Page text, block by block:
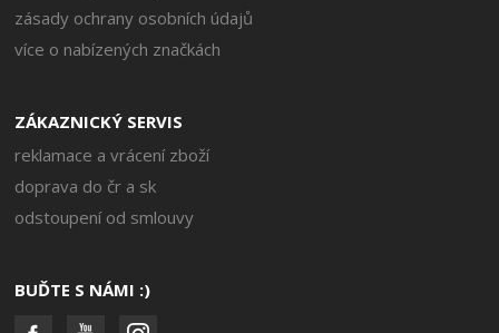
zásady ochrany osobních údajů
více o nabízených značkách
ZÁKAZNICKÝ SERVIS
reklamace a vrácení zboží
doprava do čr a sk
odstoupení od smlouvy
BUĎTE S NÁMI :)